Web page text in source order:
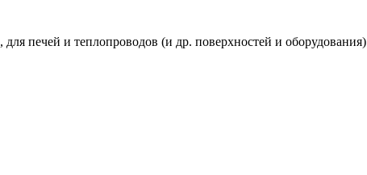
для печей и теплопроводов (и др. поверхностей и оборудования)